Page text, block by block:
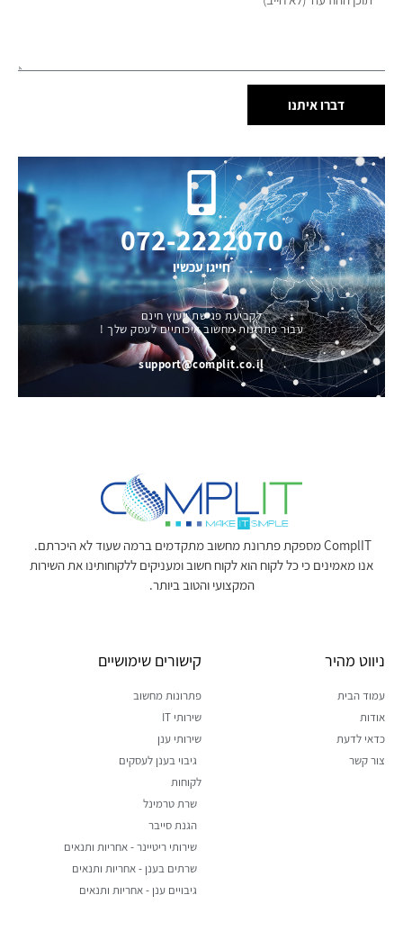
דברו איתנו
072-2222070
חייגו עכשיו
לקביעת פגישת ייעוץ חינם
עבור פתרונות מחשוב איכותיים לעסק שלך !
support@complit.co.il
ComplIT מספקת פתרונת מחשוב מתקדמים ברמה שעוד לא היכרתם.
אנו מאמינים כי כל לקוח הוא לקוח חשוב ומעניקים ללקוחותינו את השירות
המקצועי והטוב ביותר.
ניווט מהיר
עמוד הבית
אודות
כדאי לדעת
צור קשר
קישורים שימושיים
פתרונות מחשוב
שירותי IT
שירותי ענן
גיבוי בענן לעסקים
לקוחות
שרת טרמינל
הגנת סייבר
שירותי ריטיינר - אחריות ותנאים
שרתים בענן - אחריות ותנאים
גיבויים ענן - אחריות ותנאים